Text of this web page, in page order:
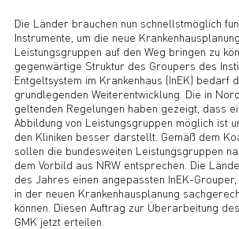
Die Länder brauchen nun schnellstmöglich
Instrumente, um die neue
Leistungsgruppen auf den Weg bringen zu
gegenwärtige Struktur des Groupers des
Entgeltsystem im Krankenhaus (InEK) bedarf
grundlegenden Weiterentwicklung. Die in
geltenden Regelungen haben gezeigt, dass
Abbildung von Leistungsgruppen möglich ist
den Kliniken besser darstellt. Gemäß dem
sollen die bundesweiten Leistungsgruppen
dem Vorbild aus NRW entsprechen. Die
des Jahres einen angepassten InEK-
in der neuen Krankenhausplanung
können. Diesen Auftrag zur Überarbeitung
GMK jetzt erteilen.